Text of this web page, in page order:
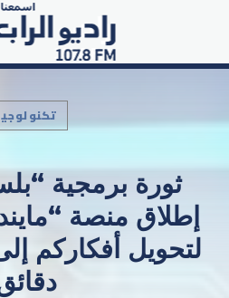
the website:
ثورة برمجية
إطلاق منصة
لتحويل أفكاركم